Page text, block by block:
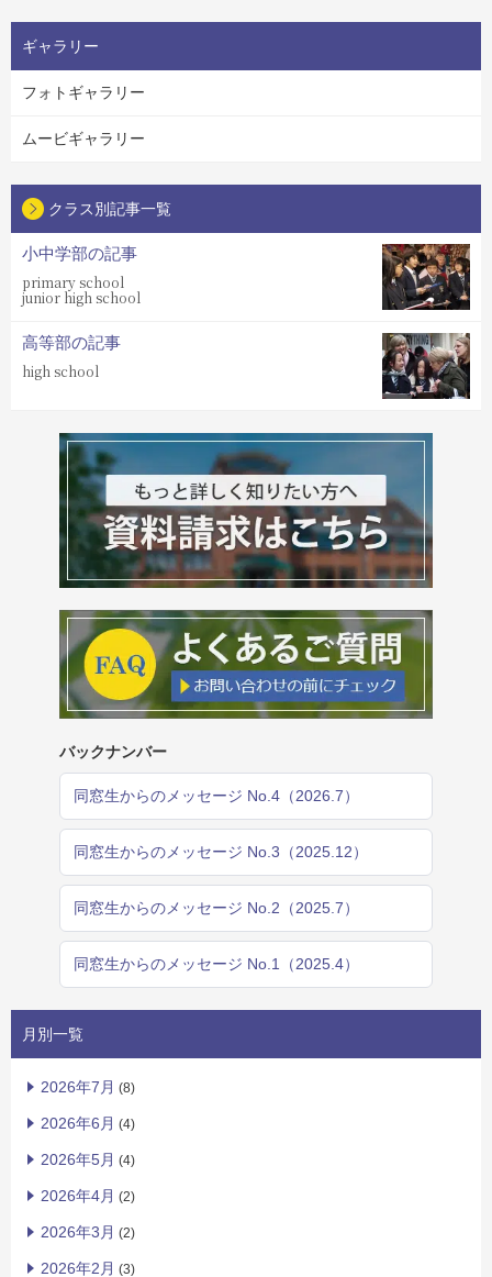
ギャラリー
フォトギャラリー
ムービギャラリー
クラス別記事一覧
小中学部の記事
primary school
junior high school
高等部の記事
high school
バックナンバー
同窓生からのメッセージ No.4（2026.7）
同窓生からのメッセージ No.3（2025.12）
同窓生からのメッセージ No.2（2025.7）
同窓生からのメッセージ No.1（2025.4）
月別一覧
2026年7月 (8)
2026年6月 (4)
2026年5月 (4)
2026年4月 (2)
2026年3月 (2)
2026年2月 (3)